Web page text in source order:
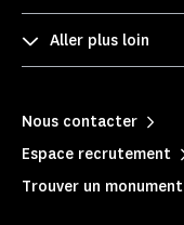
Aller plus loin
Nous contacter
Espace recrutement
Trouver un monument